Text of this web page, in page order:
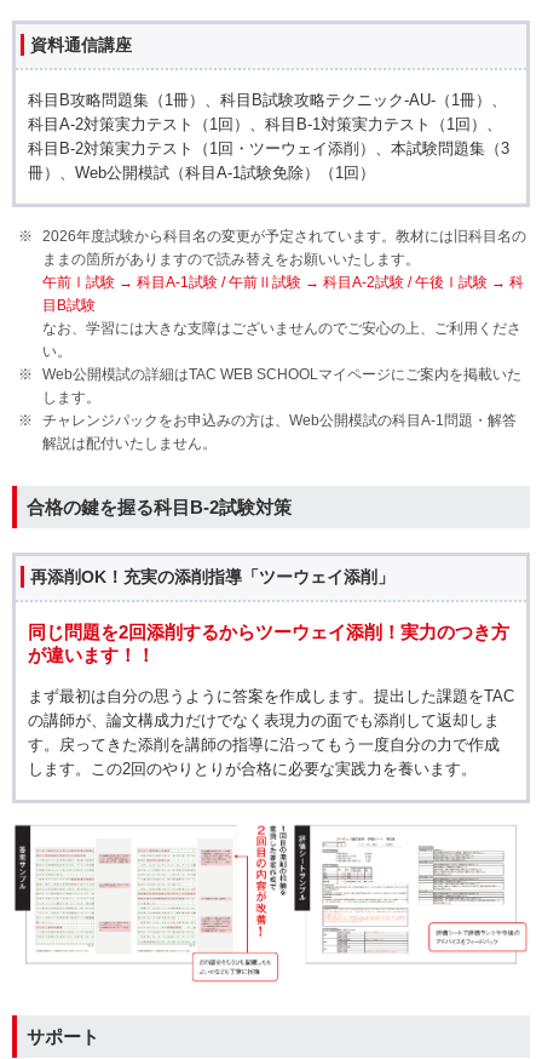
資料通信講座
科目B攻略問題集（1冊）、科目B試験攻略テクニック-AU-（1冊）、
科目A-2対策実力テスト（1回）、科目B-1対策実力テスト（1回）、
科目B-2対策実力テスト（1回・ツーウェイ添削）、本試験問題集（3
冊）、Web公開模試（科目A-1試験免除）（1回）
2026年度試験から科目名の変更が予定されています。教材には旧科目名の
ままの箇所がありますので読み替えをお願いいたします。
午前Ⅰ試験 → 科目A-1試験 / 午前Ⅱ試験 → 科目A-2試験 / 午後Ⅰ試験 → 科
目B試験
なお、学習には大きな支障はございませんのでご安心の上、ご利用くださ
い。
Web公開模試の詳細はTAC WEB SCHOOLマイページにご案内を掲載いた
します。
チャレンジパックをお申込みの方は、Web公開模試の科目A-1 問題・解答
解説は配付いたしません。
合格の鍵を握る科目B-2試験対策
再添削OK！充実の添削指導「ツーウェイ添削」
同じ問題を2回添削するからツーウェイ添削！実力のつき方
が違います！！
まず最初は自分の思うように答案を作成します。提出した課題をTAC
の講師が、論文構成力だけでなく表現力の面でも添削して返却しま
す。戻ってきた添削を講師の指導に沿ってもう一度自分の力で作成
します。この2回のやりとりが合格に必要な実践力を養います。
サポート